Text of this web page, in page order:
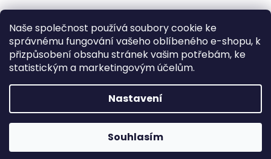
Naše společnost používá soubory cookie ke
správnému fungování vašeho oblíbeného e-shopu, k
přizpůsobení obsahu stránek vašim potřebám, ke
statistickým a marketingovým účelům.
Nastavení
Souhlasím